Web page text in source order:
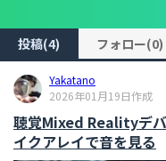
投稿(4) フォロー(0)
Yakatano
2026年01月19日作成
聴覚Mixed Realityデ
イクアレイで音を見る